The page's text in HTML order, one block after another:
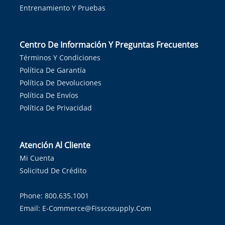
Entrenamiento Y Pruebas
Centro De Información Y Preguntas Frecuentes
Términos Y Condiciones
Política De Garantía
Política De Devoluciones
Política De Envíos
Política De Privacidad
Atención Al Cliente
Mi Cuenta
Solicitud De Crédito
Phone: 800.635.1001
Email: E-Commerce@fisscosupply.com